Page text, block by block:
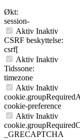
Økt:
session-
Aktiv Inaktiv
CSRF beskyttelse:
csrf[
Aktiv Inaktiv
Tidssone:
timezone
Aktiv Inaktiv
cookie-preference
Aktiv Inaktiv
_GRECAPTCHA